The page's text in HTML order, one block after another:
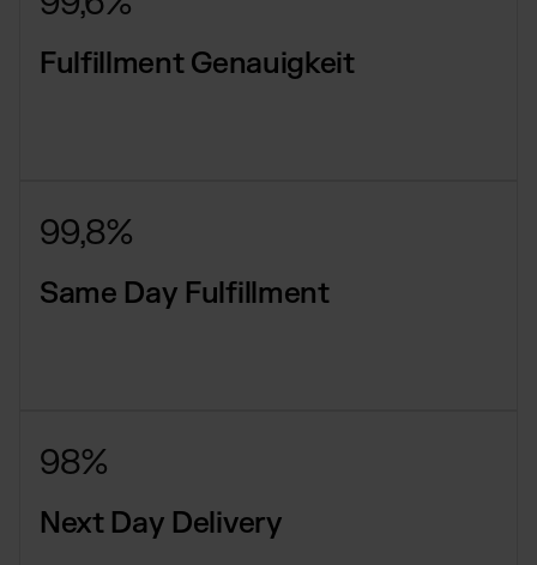
Fulfillment Genauigkeit
99,8%
Same Day Fulfillment
98%
Next Day Delivery